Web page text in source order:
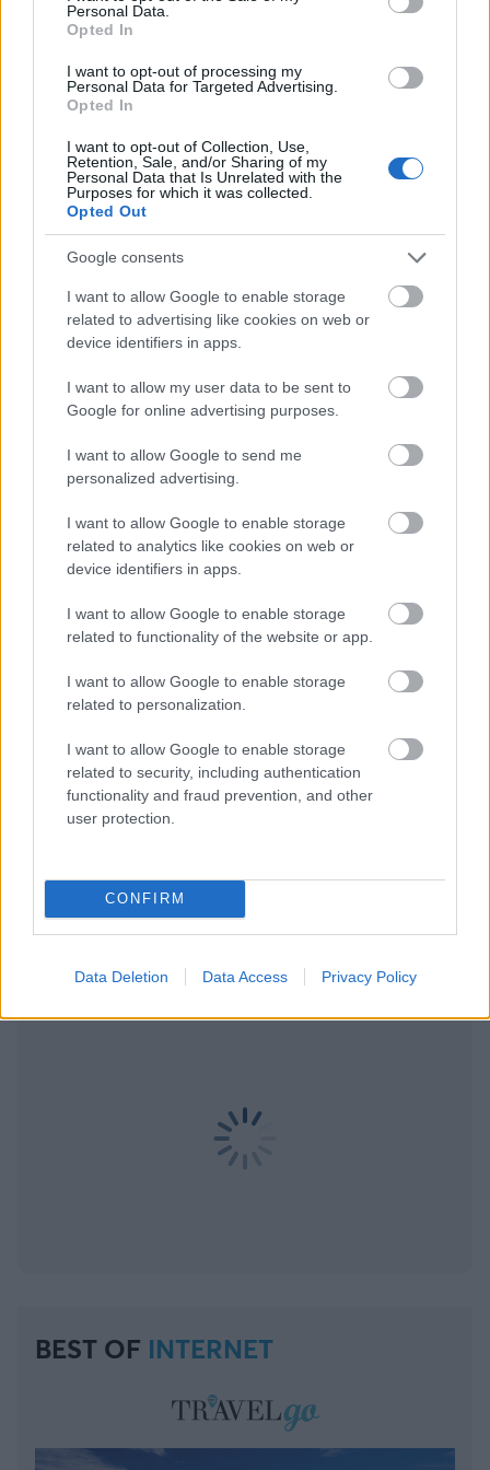
Personal Data.
Opted In
I want to opt-out of processing my
Personal Data for Targeted Advertising.
Opted In
I want to opt-out of Collection, Use,
Retention, Sale, and/or Sharing of my
Personal Data that Is Unrelated with the
Purposes for which it was collected.
Opted Out
Google consents
I want to allow Google to enable storage
related to advertising like cookies on web or
device identifiers in apps.
I want to allow my user data to be sent to
Google for online advertising purposes.
I want to allow Google to send me
personalized advertising.
I want to allow Google to enable storage
related to analytics like cookies on web or
device identifiers in apps.
I want to allow Google to enable storage
related to functionality of the website or app.
I want to allow Google to enable storage
related to personalization.
I want to allow Google to enable storage
related to security, including authentication
functionality and fraud prevention, and other
user protection.
CONFIRM
Data Deletion Data Access Privacy Policy
TI ΔΙΑΒΑΖΕΤΑΙ
Dara...ξε την Ευρώπη η Βουλγαρία: Εκτός
βάθρου και 10ος ο Akylas (vid)
Γιατί δεν υπάρχουν μπλε θηλαστικά;
Η Αυστραλία βάζει γιγαντιαία μπλοκ στον βυθό
800 μέτρα από την ακτή: Θα παράγουν 30
εκατ. λίτρα νερού τη μέρα
ΔΙΑΒΑΣΕ ΑΚΟΜΗ:
Η χώρα στην οποία βρίσκεται το καλύτερο μέρος για να
μετακομίσεις όταν πάρεις σύνταξη
Ironman Αγάπης: Μια διαδρομή σε σχήμα καρδιάς για τη
συμπερίληψη
Καλοκαίρι γεμάτο δράση και χαμόγελα για τα παιδιά με
αναπηρίες από τον Σύλλογο ΙΩΝΑΣ
EUROVISION AKYLAS
Για να προσθέσεις το σχόλιο
στο my gazzetta!
Εγγραφή Σύνδεση
BEST OF INTERNET